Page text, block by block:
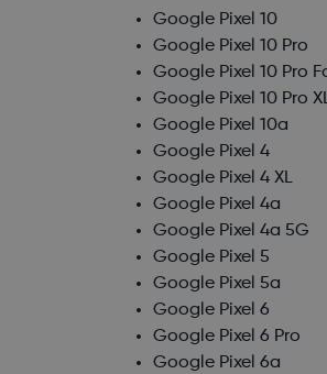
Google Pixel 10
Google Pixel 10 Pro
Google Pixel 10 Pro
Google Pixel 10 Pro
Google Pixel 10a
Google Pixel 4
Google Pixel 4 XL
Google Pixel 4a
Google Pixel 4a 5G
Google Pixel 5
Google Pixel 5a
Google Pixel 6
Google Pixel 6 Pro
Google Pixel 6a